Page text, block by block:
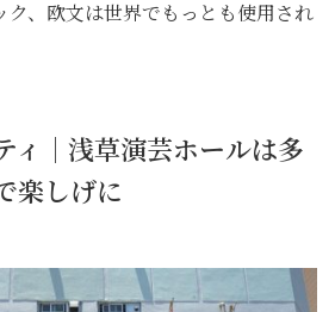
ク、欧文は世界でもっとも使用され
ィ｜浅草演芸ホールは多
楽しげに